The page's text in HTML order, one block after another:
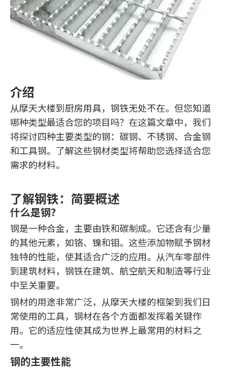
介绍
从摩天大楼到厨房用具，钢铁无处不在。但您知道
哪种类型最适合您的项目吗？在这篇文章中，我们
将探讨四种主要类型的钢：碳钢、不锈钢、合金钢
和工具钢。了解这些钢材类型将帮助您选择适合您
需求的材料。
了解钢铁：简要概述
什么是钢？
钢是一种合金，主要由铁和碳制成。它还含有少量
的其他元素，如铬、镍和钼。这些添加物赋予钢材
独特的性能，使其适合广泛的应用。从汽车零部件
到建筑材料，钢铁在建筑、航空航天和制造等行业
中至关重要。
钢材的用途非常广泛，从摩天大楼的框架到我们日
常使用的工具，钢材在各个方面都发挥着关键作
用。它的适应性使其成为世界上最常用的材料之
一。
钢的主要性能